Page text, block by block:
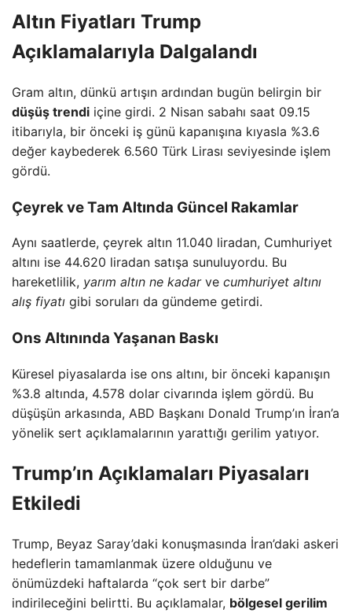
Altın Fiyatları Trump
Açıklamalarıyla Dalgalandı
Gram altın, dünkü artışın ardından bugün belirgin bir
düşüş trendi içine girdi. 2 Nisan sabahı saat 09.15
itibarıyla, bir önceki iş günü kapanışına kıyasla %3.6
değer kaybederek 6.560 Türk Lirası seviyesinde işlem
gördü.
Çeyrek ve Tam Altında Güncel Rakamlar
Aynı saatlerde, çeyrek altın 11.040 liradan, Cumhuriyet
altını ise 44.620 liradan satışa sunuluyordu. Bu
hareketlilik, yarım altın ne kadarve cumhuriyet altını
alış fiyatı gibi soruları da gündeme getirdi.
Ons Altınında Yaşanan Baskı
Küresel piyasalarda ise ons altını, bir önceki kapanışın
%3.8 altında, 4.578 dolar civarında işlem gördü. Bu
düşüşün arkasında, ABD Başkanı Donald Trump’ın İran’a
yönelik sert açıklamalarının yarattığı gerilim yatıyor.
Trump’ın Açıklamaları Piyasaları
Etkiledi
Trump, Beyaz Saray’daki konuşmasında İran’daki askeri
hedeflerin tamamlanmak üzere olduğunu ve
önümüzdeki haftalarda “çok sert bir darbe”
indirileceğini belirtti. Bu açıklamalar, bölgesel gerilim